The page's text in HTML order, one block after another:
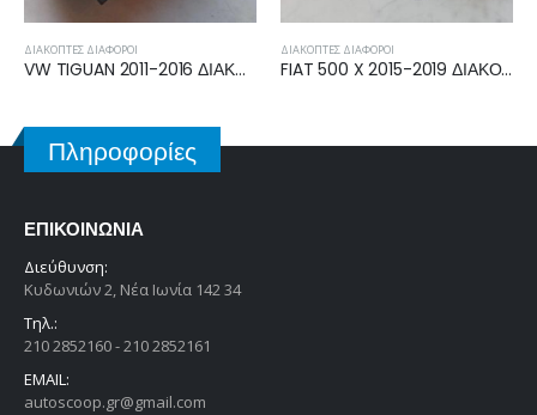
VW TIGUAN 2011-2016 ΔΙΑΚΟΠΤΗΣ ΧΕΙΡΟΦΡΕΝΟΥ ΠΑΡΚΑΡΙΣΜΑΤΟΣ 5N0927225A
ΔΙΑΚΌΠΤΕΣ ΔΙΆΦΟΡΟΙ
FIAT 500 X 2015-2019 ΔΙΑΚΟΠΤΗΣ ΧΕΙΡΟΦΡΕΝΟΥ ΠΑΡΚΑΡΙΣΜΑΤΟΣ 07356123300
ΔΙΑΚΌΠΤΕΣ ΔΙΆΦΟΡΟΙ
Πληροφορίες
ΕΠΙΚΟΙΝΩΝΊΑ
Διεύθυνση:
Κυδωνιών 2, Νέα Ιωνία 142 34
Τηλ.:
210 2852160 - 210 2852161
EMAIL:
autoscoop.gr@gmail.com